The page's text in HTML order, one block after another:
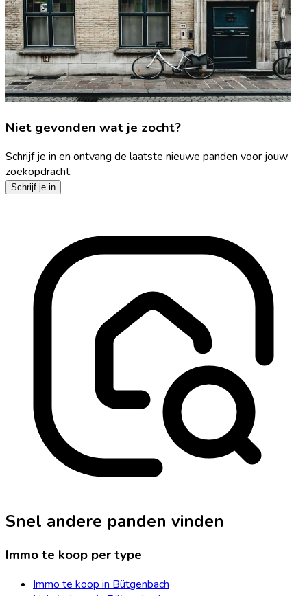
Niet gevonden wat je zocht?
Schrijf je in en ontvang de laatste nieuwe panden voor jouw
zoekopdracht.
Schrijf je in
Snel andere panden vinden
Immo te koop per type
Immo te koop in Bütgenbach